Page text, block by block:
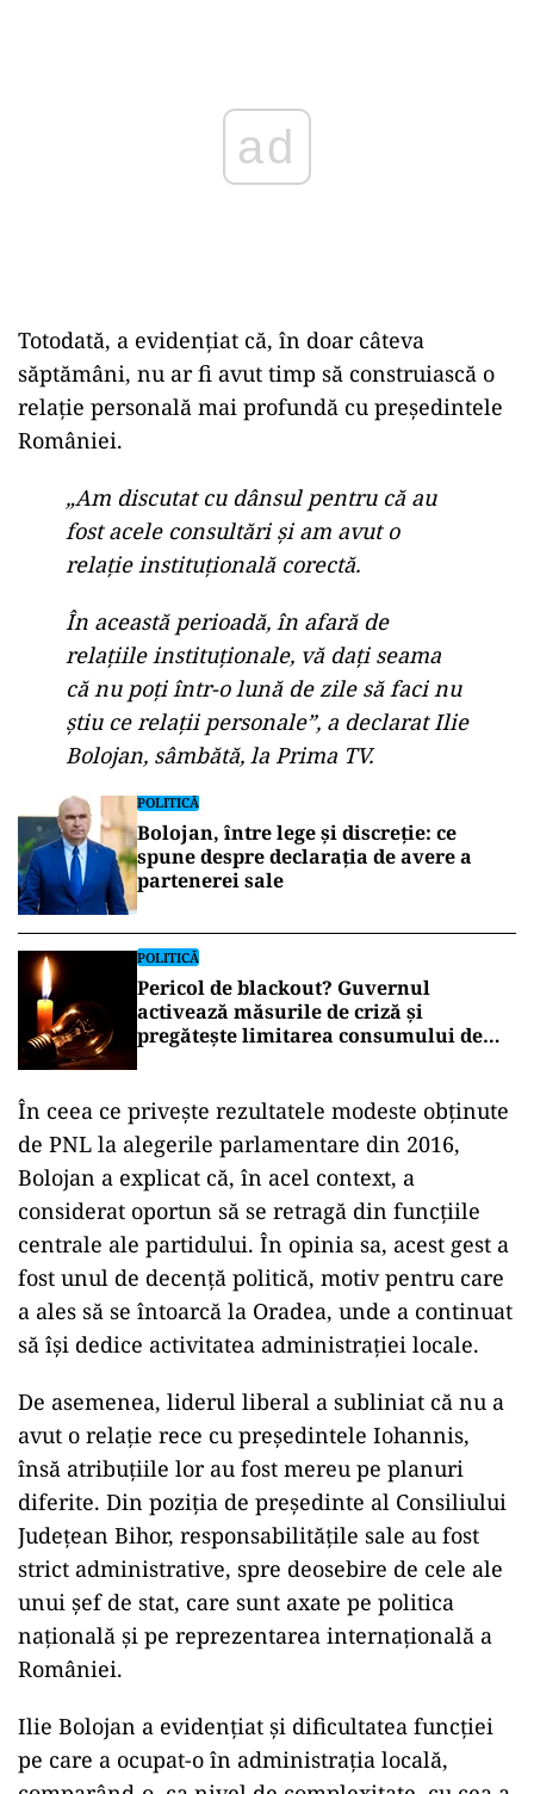
Totodată, a evidențiat că, în doar câteva
săptămâni, nu ar fi avut timp să construiască o
relație personală mai profundă cu președintele
României.
„Am discutat cu dânsul pentru că au
fost acele consultări şi am avut o
relaţie instituţională corectă.
În această perioadă, în afară de
relaţiile instituţionale, vă daţi seama
că nu poţi într-o lună de zile să faci nu
ştiu ce relaţii personale”, a declarat Ilie
Bolojan, sâmbătă, la Prima TV.
POLITICĂ
Bolojan, între lege și discreție: ce
spune despre declarația de avere a
partenerei sale
POLITICĂ
Pericol de blackout? Guvernul
activează măsurile de criză și
pregătește limitarea consumului de
În ceea ce privește rezultatele modeste obținute
de PNL la alegerile parlamentare din 2016,
Bolojan a explicat că, în acel context, a
considerat oportun să se retragă din funcțiile
centrale ale partidului. În opinia sa, acest gest a
fost unul de decență politică, motiv pentru care
a ales să se întoarcă la Oradea, unde a continuat
să își dedice activitatea administrației locale.
De asemenea, liderul liberal a subliniat că nu a
avut o relație rece cu președintele Iohannis,
însă atribuțiile lor au fost mereu pe planuri
diferite. Din poziția de președinte al Consiliului
Județean Bihor, responsabilitățile sale au fost
strict administrative, spre deosebire de cele ale
unui șef de stat, care sunt axate pe politica
națională și pe reprezentarea internațională a
României.
Ilie Bolojan a evidențiat și dificultatea funcției
pe care a ocupat-o în administrația locală,